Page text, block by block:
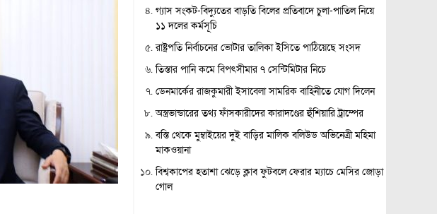
গ্যাস সংকট-বিদ্যুতের বাড়তি বিলের প্রতিবাদে চুলা-পাতিল নিয়ে
১১ দলের কর্মসূচি
রাষ্ট্রপতি নির্বাচনের ভোটার তালিকা ইসিতে পাঠিয়েছে সংসদ
তিস্তার পানি কমে বিপৎসীমার ৭ সেন্টিমিটার নিচে
ডেনমার্কের রাজকুমারী ইসাবেলা সামরিক বাহিনীতে যোগ দিলেন
অস্ত্রভান্ডারের তথ্য ফাঁসকারীদের কারাদণ্ডের হুঁশিয়ারি ট্রাম্পের
বস্তি থেকে মুম্বাইয়ের দুই বাড়ির মালিক বলিউড অভিনেত্রী মহিমা
মাকওয়ানা
বিশ্বকাপের হতাশা ঝেড়ে ক্লাব ফুটবলে ফেরার ম্যাচে মেসির জোড়া
গোল